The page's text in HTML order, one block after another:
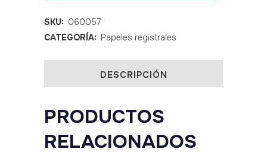
112*25
Carewell
1106
quantity
SKU: 060057
CATEGORÍA: Papeles registrales
DESCRIPCIÓN
PRODUCTOS
RELACIONADOS